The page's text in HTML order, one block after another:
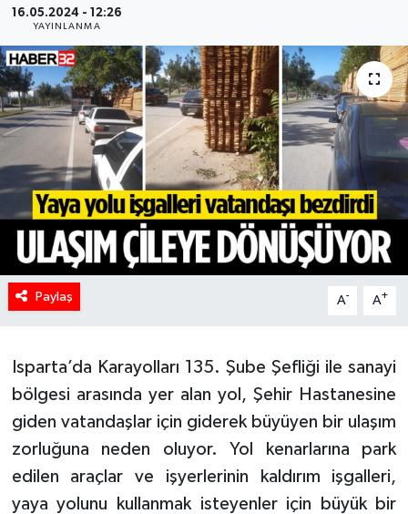
16.05.2024 - 12:26
YAYINLANMA
Paylaş A- A+
Isparta’da Karayolları 135. Şube Şefliği ile sanayi
bölgesi arasında yer alan yol, Şehir Hastanesine
giden vatandaşlar için giderek büyüyen bir ulaşım
zorluğuna neden oluyor. Yol kenarlarına park
edilen araçlar ve işyerlerinin kaldırım işgalleri,
yaya yolunu kullanmak isteyenler için büyük bir
Güncel
HABERDE İNSAN
İlginç
KÜLTÜR SANAT
MAGAZİN
Oyun
POLİTİKA
RESMİ İLANLAR
SAĞLIK
Spor
Tarihi Yapılarımız